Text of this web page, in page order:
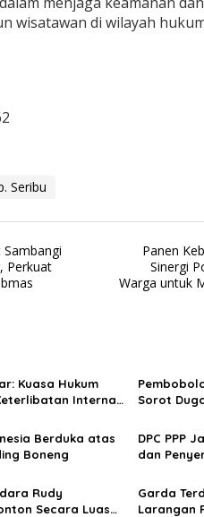
wisatawan di wilayah
Seribu
Perkuat
Panen
Sinergi
Warga untuk
Kuasa Hukum
Internal
Sorot
Berduka atas
Boneng
DPC PPP
dan
Rudy
Secara Luas
Garda
Larangan